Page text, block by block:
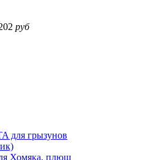
руб
для грызунов
Хомяка, плюш